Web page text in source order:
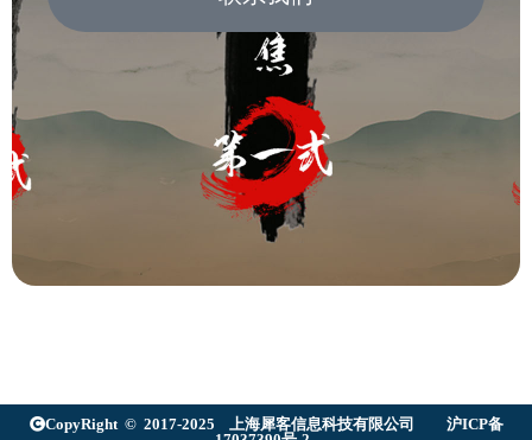
CopyRight © 2017-2025 上海犀客信息科技有限公司 沪ICP备